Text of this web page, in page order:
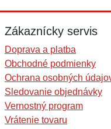
Zákaznícky servis
Doprava a platba
Obchodné podmienky
Ochrana osobných
Sledovanie objednávky
Vernostný program
Vrátenie tovaru